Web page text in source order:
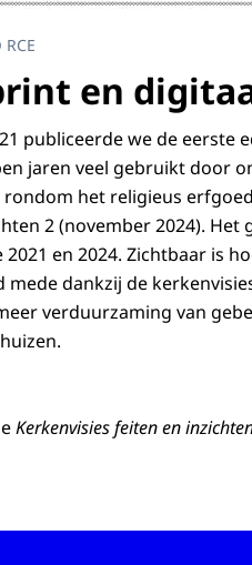
en
publiceerde we de eerste
jaren veel gebruikt door
het religieus
2 (november 2024).
2021 en 2024. Zichtbaar is
mede dankzij de
verduurzaming van
Kerkenvisies feiten en